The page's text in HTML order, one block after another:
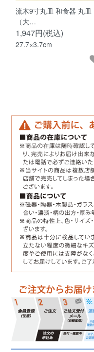
流木9寸丸皿 和食器 丸皿
（大…
1,947円(税込)
27.7×3.7cm